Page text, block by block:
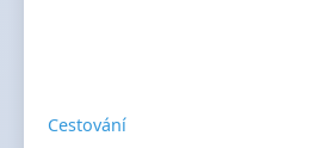
Cestování